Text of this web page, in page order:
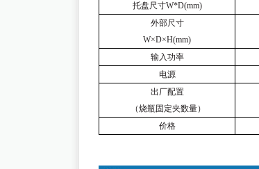
托盘尺寸W*D(mm)
外部尺寸
W×D×H(mm)
输入功率
电源
出厂配置
（烧瓶固定夹数量）
价格